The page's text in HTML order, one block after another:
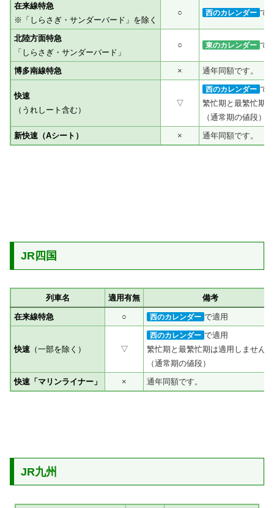
在来線特急
※「しらさぎ・サンダーバード」を除く
○ 西のカレンダー で
北陸方面特急
「しらさぎ・サンダーバード」
○ 東のカレンダー で
博多南線特急 × 通年同額です。
快速
（うれしート含む）
▽
西のカレンダー で
繁忙期と最繁忙期
（通常期の値段）
新快速（Aシート）
× 通年同額です。
JR四国
列車名 適用有無 備考
在来線特急 ○ 西のカレンダー で適用
快速 （一部を除く） ▽
西のカレンダー で適用
繁忙期と最繁忙期は適用しません。
（通常期の値段）
快速「マリンライナー」
× 通年同額です。
JR九州